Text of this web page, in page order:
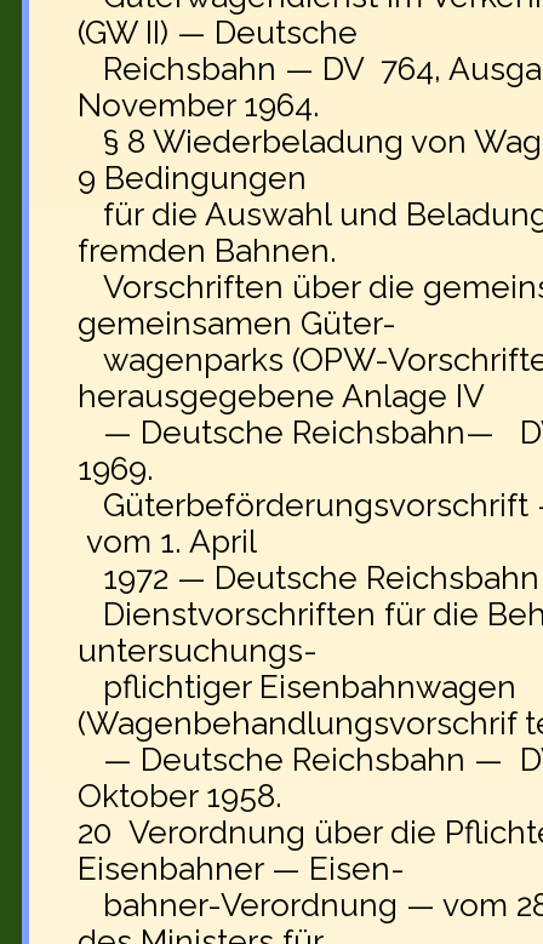
(GW II) — Deutsche
Reichsbahn — DV 764,
November 1964.
§ 8 Wiederbeladung von
9 Bedingungen
für die Auswahl und
fremden Bahnen.
Vorschriften über die
gemeinsamen Güter-
wagenparks (OPW-
herausgegebene Anlage IV
— Deutsche Reichsbahn—
1969.
Güterbeförderungsvorschrift
vom 1. April
1972 — Deutsche
Dienstvorschriften für die
untersuchungs-
pflichtiger Eisenbahnwagen
(Wagenbehandlungsvorschrif
— Deutsche Reichsbahn —
Oktober 1958.
20 Verordnung über die
Eisenbahner — Eisen-
bahner-Verordnung — vom